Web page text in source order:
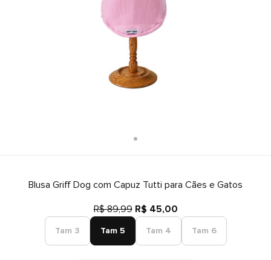
Blusa Griff Dog com Capuz Tutti para Cães e Gatos
R$ 89,99 R$ 45,00
Tam 3 Tam 5 Tam 4 Tam 6